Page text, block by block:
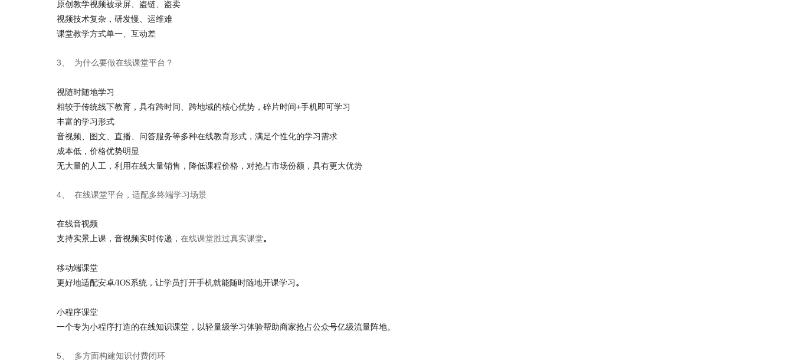
原创教学视频被录屏、盗链、盗卖
视频技术复杂，研发慢、运维难
课堂教学方式单一、互动差
3、 为什么要做在线课堂平台？
视随时随地学习
相较于传统线下教育，具有跨时间、跨地域的核心优势，碎片时间+手机即可学习
丰富的学习形式
音视频、图文、直播、问答服务等多种在线教育形式，满足个性化的学习需求
成本低，价格优势明显
无大量的人工，利用在线大量销售，降低课程价格，对抢占市场份额，具有更大优势
4、 在线课堂平台，适配多终端学习场景
在线音视频
支持实景上课，音视频实时传递， 在线课堂胜过真实课堂。
移动端课堂
更好地适配安卓/IOS系统，让学员打开手机就能随时随地开课学习 。
小程序课堂
一个专为小程序打造的在线知识课堂，以轻量级学习体验帮助商家抢占公众号亿级流量阵地。
5、 多方面构建知识付费闭环